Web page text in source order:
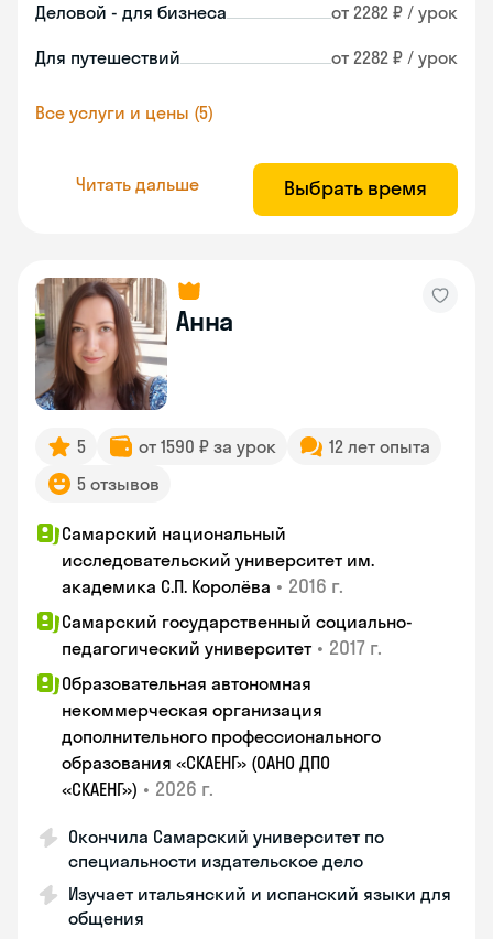
Деловой - для бизнеса от 2282 ₽ / урок
Для путешествий от 2282 ₽ / урок
Все услуги и цены (5)
Читать дальше Выбрать время
Анна
5 от 1590 ₽ за урок
12 лет опыта
5 отзывов
Самарский национальный
исследовательский университет им.
академика С.П. Королёва • 2016 г.
Самарский государственный социально-
педагогический университет • 2017 г.
Образовательная автономная
некоммерческая организация
дополнительного профессионального
образования «СКАЕНГ» (ОАНО ДПО
«СКАЕНГ») • 2026 г.
Окончила Самарский университет по
специальности издательское дело
Изучает итальянский и испанский языки для
общения